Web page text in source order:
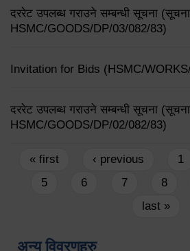
दररेट उपलब्ध गराउने सम्बन्धी सूचना
HSMC/GOODS/DP/03/082/83)
Invitation for Bids (HSMC/
दररेट उपलब्ध गराउने सम्बन्धी सूचना
HSMC/GOODS/DP/02/082/83)
Pages
« first ‹ previous 1
5
6 7 8
last »
अन्य विवरणहरु